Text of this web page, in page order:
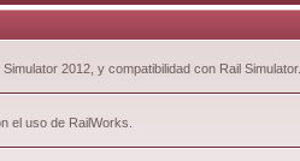
2012, y compatibilidad con Rail Simulator.
el uso de RailWorks.